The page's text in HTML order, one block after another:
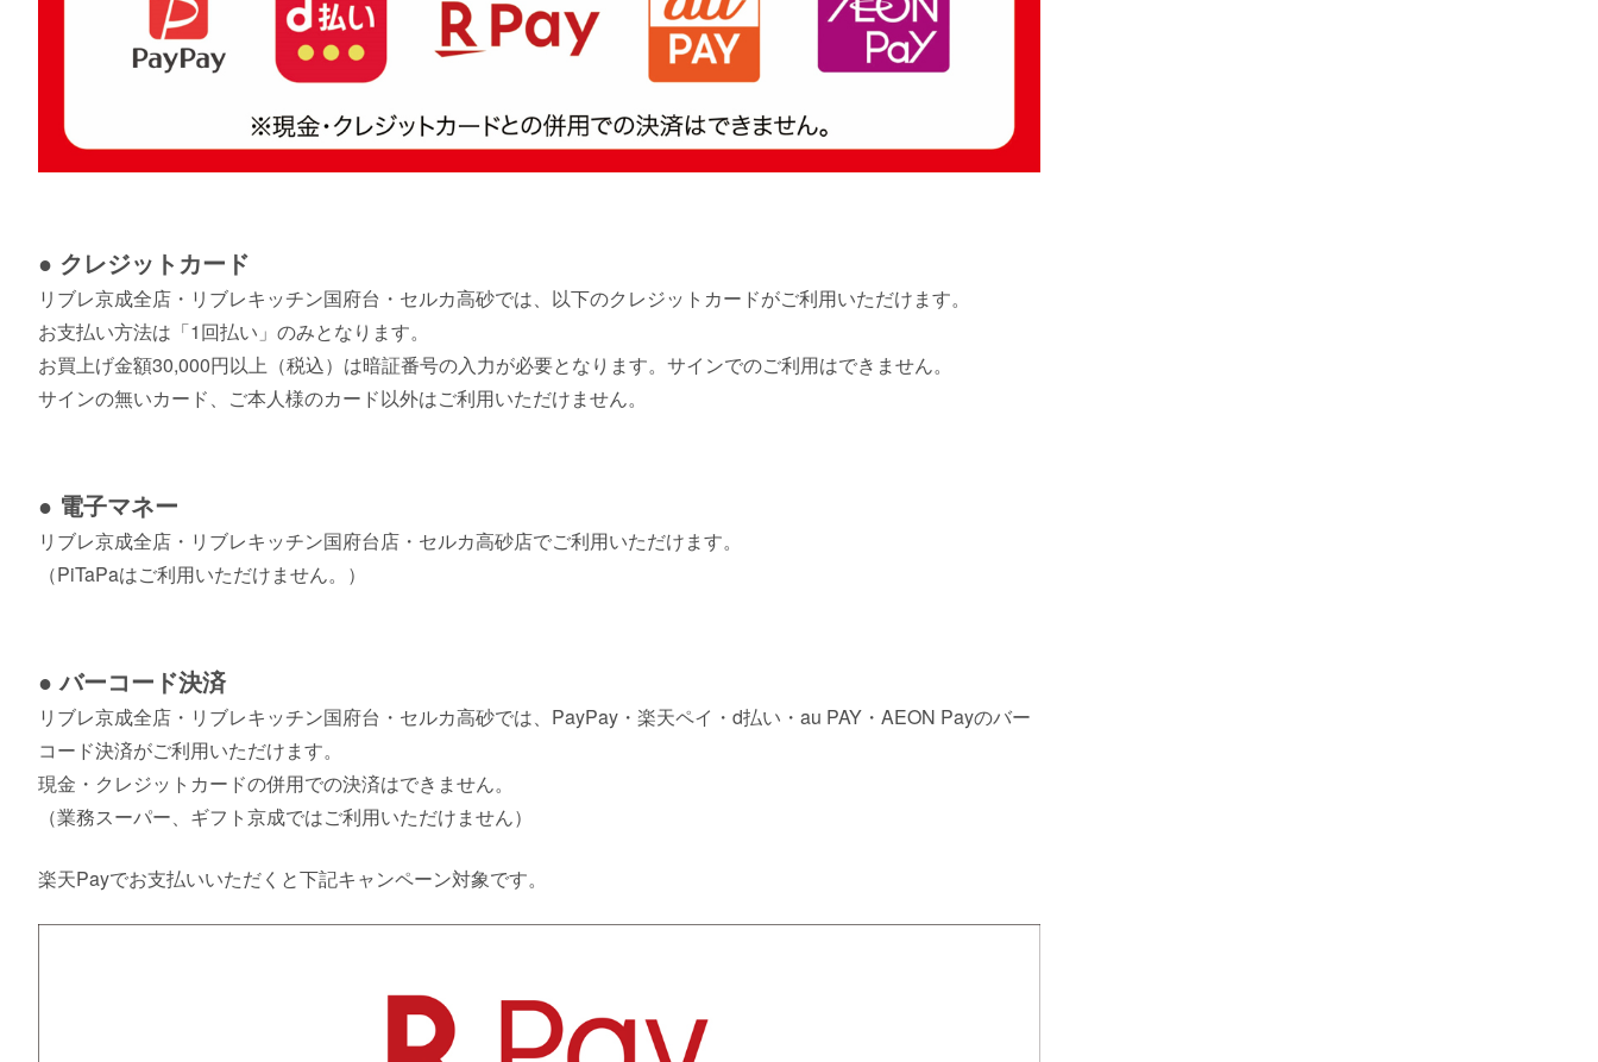
● クレジットカード
リブレ京成全店・リブレキッチン国府台・セルカ高砂では、以下のクレジットカードがご利用いただけます。
お支払い方法は「1回払い」のみとなります。
お買上げ金額30,000円以上（税込）は暗証番号の入力が必要となります。サインでのご利用はできません。
サインの無いカード、ご本人様のカード以外はご利用いただけません。
● 電子マネー
リブレ京成全店・リブレキッチン国府台店・セルカ高砂店でご利用いただけます。
（PiTaPaはご利用いただけません。）
● バーコード決済
リブレ京成全店・リブレキッチン国府台・セルカ高砂では、PayPay・楽天ペイ・d払い・au PAY・AEON Payのバー
コード決済がご利用いただけます。
現金・クレジットカードの併用での決済はできません。
（業務スーパー、ギフト京成ではご利用いただけません）
楽天Payでお支払いいただくと下記キャンペーン対象です。